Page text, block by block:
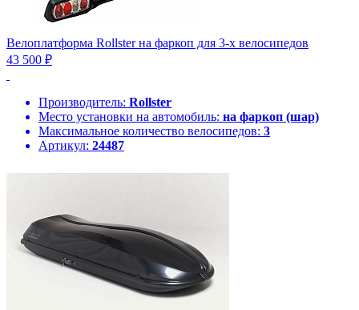
Велоплатформа Rollster на фаркоп для 3-х велосипедов
43 500 ₽
Производитель: Rollster
Место установки на автомобиль: на фаркоп (шар)
Максимальное количество велосипедов: 3
Артикул: 24487